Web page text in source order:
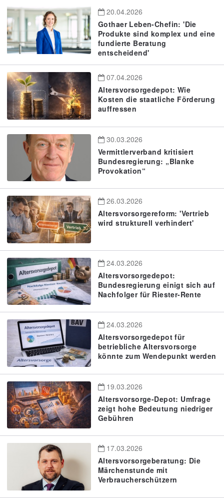
20.04.2026
Gothaer Leben-Chefin: 'Die
Produkte sind komplex und eine
fundierte Beratung
entscheidend'
07.04.2026
Altersvorsorgedepot: Wie
Kosten die staatliche Förderung
auffressen
30.03.2026
Vermittlerverband kritisiert
Bundesregierung: „Blanke
Provokation“
26.03.2026
Altersvorsorgereform: 'Vertrieb
wird strukturell verhindert'
24.03.2026
Altersvorsorgedepot:
Bundesregierung einigt sich auf
Nachfolger für Riester-Rente
24.03.2026
Altersvorsorgedepot für
betriebliche Altersvorsorge
könnte zum Wendepunkt werden
19.03.2026
Altersvorsorge-Depot: Umfrage
zeigt hohe Bedeutung niedriger
Gebühren
17.03.2026
Altersvorsorgeberatung: Die
Märchenstunde mit
Verbraucherschützern